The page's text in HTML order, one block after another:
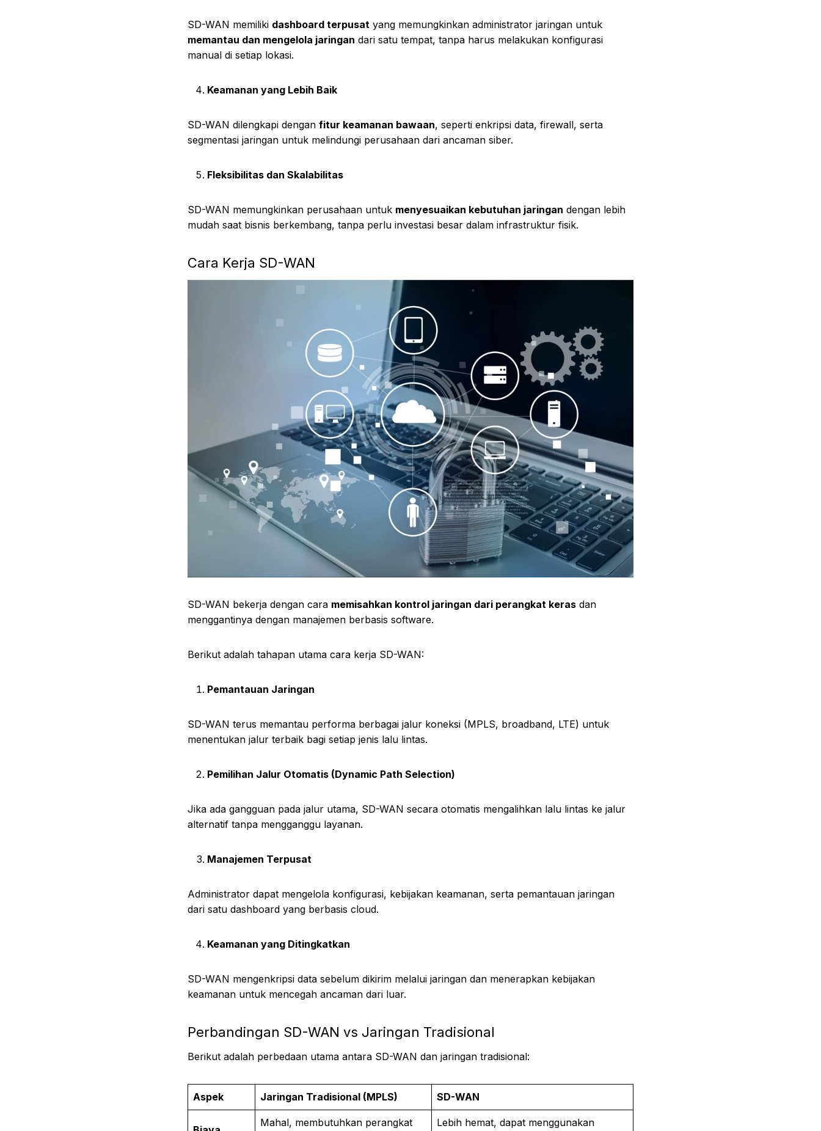
SD-WAN memiliki dashboard terpusat yang memungkinkan administrator jaringan untuk
memantau dan mengelola jaringan dari satu tempat, tanpa harus melakukan konfigurasi
manual di setiap lokasi.
Keamanan yang Lebih Baik
SD-WAN dilengkapi dengan fitur keamanan bawaan, seperti enkripsi data, firewall, serta
segmentasi jaringan untuk melindungi perusahaan dari ancaman siber.
Fleksibilitas dan Skalabilitas
SD-WAN memungkinkan perusahaan untuk menyesuaikan kebutuhan jaringan dengan lebih
mudah saat bisnis berkembang, tanpa perlu investasi besar dalam infrastruktur fisik.
Cara Kerja SD-WAN
SD-WAN bekerja dengan cara memisahkan kontrol jaringan dari perangkat keras dan
menggantinya dengan manajemen berbasis software.
Berikut adalah tahapan utama cara kerja SD-WAN:
Pemantauan Jaringan
SD-WAN terus memantau performa berbagai jalur koneksi (MPLS, broadband, LTE) untuk
menentukan jalur terbaik bagi setiap jenis lalu lintas.
Pemilihan Jalur Otomatis (Dynamic Path Selection)
Jika ada gangguan pada jalur utama, SD-WAN secara otomatis mengalihkan lalu lintas ke jalur
alternatif tanpa mengganggu layanan.
Manajemen Terpusat
Administrator dapat mengelola konfigurasi, kebijakan keamanan, serta pemantauan jaringan
dari satu dashboard yang berbasis cloud.
Keamanan yang Ditingkatkan
SD-WAN mengenkripsi data sebelum dikirim melalui jaringan dan menerapkan kebijakan
keamanan untuk mencegah ancaman dari luar.
Perbandingan SD-WAN vs Jaringan Tradisional
Berikut adalah perbedaan utama antara SD-WAN dan jaringan tradisional:
Aspek Jaringan Tradisional (MPLS) SD-WAN
Mahal, membutuhkan perangkat Lebih hemat, dapat menggunakan